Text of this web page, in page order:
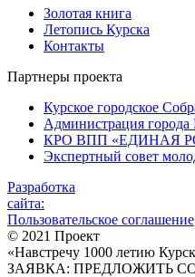
Золотая книга
Летопись Курска
Контакты
Партнеры проекта
Курское городское
Администрация города
КРО ВПП «ЕДИНАЯ
Экспертный совет
Разработка
сайта:
Пользовательское соглашение
© 2021 Проект
«Навстречу 1000 летию
ЗАЯВКА: ПРЕДЛОЖИТЬ